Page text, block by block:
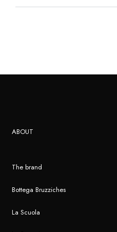
ABOUT
The brand
Bottega Bruzziches
La Scuola